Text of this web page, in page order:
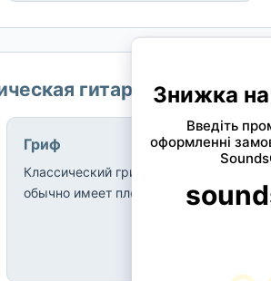
гитара
Гриф
Классический гриф шире и
обычно имеет плоскую накладку.